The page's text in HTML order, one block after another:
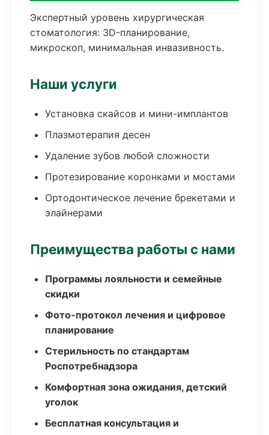
Экспертный уровень хирургическая
стоматология: 3D-планирование,
микроскоп, минимальная инвазивность.
Наши услуги
Установка скайсов и мини-имплантов
Плазмотерапия десен
Удаление зубов любой сложности
Протезирование коронками и мостами
Ортодонтическое лечение брекетами и
элайнерами
Преимущества работы с нами
Программы лояльности и семейные
скидки
Фото-протокол лечения и цифровое
планирование
Стерильность по стандартам
Роспотребнадзора
Комфортная зона ожидания, детский
уголок
Бесплатная консультация и